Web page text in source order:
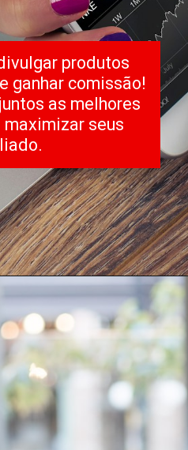
produtos
ganhar comissão!
as melhores
seus